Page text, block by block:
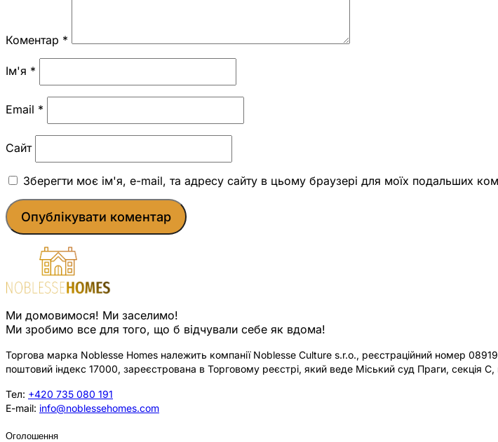
Коментар *
Ім'я *
Email *
Сайт
Зберегти моє ім'я, e-mail, та адресу сайту в цьому браузері для моїх подальших
Ми домовимося! Ми заселимо!
Ми зробимо все для того, що б відчували себе як вдома!
Торгова марка Noblesse Homes належить компанії Noblesse Culture s.r.o., реєстраційний номер
поштовий індекс 17000, зареєстрована в Торговому реєстрі, який веде Міський суд Праги, секція
Тел: +420 735 080 191
E-mail: info@noblessehomes.com
Оголошення